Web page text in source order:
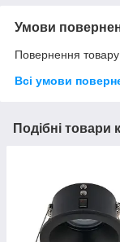
Умови
Повернення
Всі умови
Подібні товари